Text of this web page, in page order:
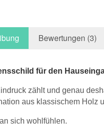
Bewertungen (3)
für den
zählt und genau
aus klassischem Holz
sich wohlfühlen.